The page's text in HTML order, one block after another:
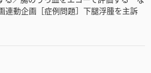
連動企画［症例問題］下腿浮腫を主訴